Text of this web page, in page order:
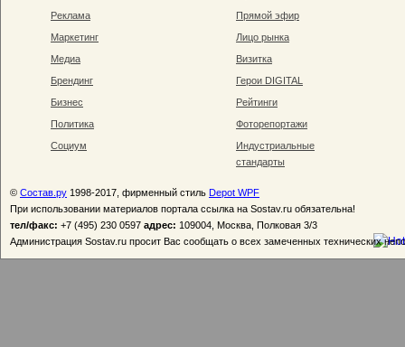
Реклама
Маркетинг
Медиа
Брендинг
Бизнес
Политика
Социум
Прямой эфир
Лицо рынка
Визитка
Герои DIGITAL
Рейтинги
Фоторепортажи
Индустриальные
стандарты
© Состав.ру 1998-2017, фирменный стиль Depot WPF
При использовании материалов портала ссылка на Sostav.ru обязательна!
тел/факс: +7 (495) 230 0597 адрес: 109004, Москва, Полковая 3/3
Администрация Sostav.ru просит Вас сообщать о всех замеченных технических